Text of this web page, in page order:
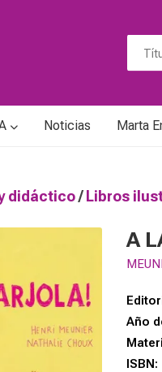
Noticias Marta
didáctico/ Libros
A
Año
ISBN: